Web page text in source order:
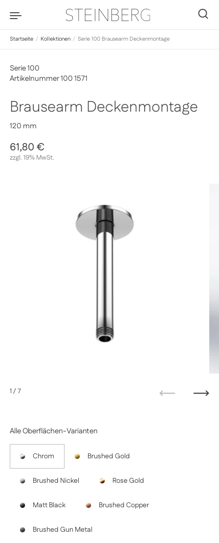
Startseite / Kollektionen / Serie 100 Brausearm Deckenmontage
Brausearm Deckenmontage
120 mm
Serie 100
Artikelnummer 100 1571
Regulärer Preis
61,80 €
zzgl. 19% MwSt.
Alle Oberflächen-Varianten
Chrom Brushed Gold
Brushed Nickel Rose Gold
Matt Black Brushed Copper
Brushed Gun Metal
1/ 7